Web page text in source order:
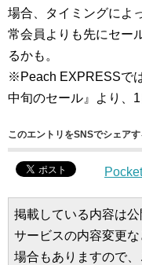
場合、タイミングによ
常会員よりも先にセー
るかも。
※Peach EXPRESSで
中旬のセール』より、
このエントリをSNSでシェアす
Pocket
掲載している内容は
サービスの内容変更
場合もありますので、